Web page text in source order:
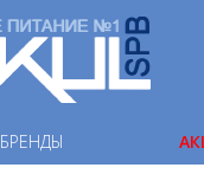
БРЕНДЫ